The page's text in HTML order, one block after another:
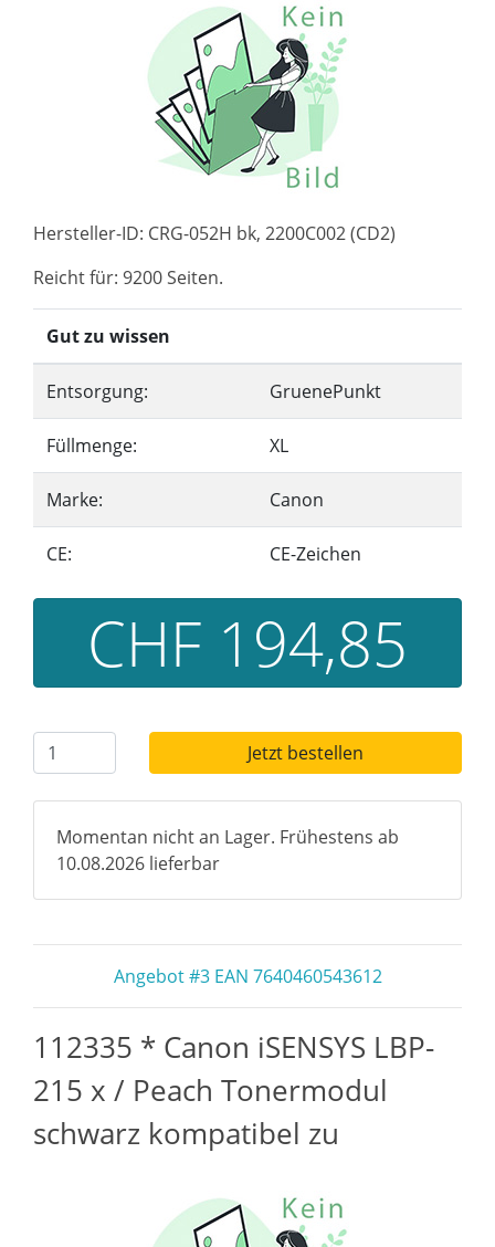
Hersteller-ID: CRG-052H bk, 2200C002 (CD2)
Reicht für: 9200 Seiten.
Gut zu wissen
Entsorgung: GruenePunkt
Füllmenge: XL
Marke: Canon
CE: CE-Zeichen
CHF 194,85
Jetzt bestellen
Momentan nicht an Lager. Frühestens ab
10.08.2026 lieferbar
Angebot #3 EAN 7640460543612
112335 * Canon iSENSYS LBP-
215 x / Peach Tonermodul
schwarz kompatibel zu